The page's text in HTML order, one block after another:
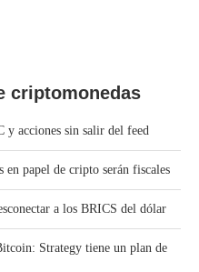
criptomonedas
y acciones sin salir del feed
en papel de cripto serán fiscales
a los BRICS del dólar
Strategy tiene un plan de